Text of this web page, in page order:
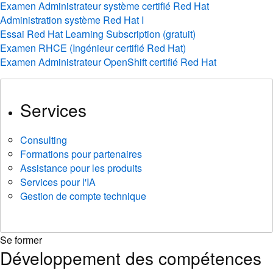
Examen Administrateur système certifié Red Hat
Administration système Red Hat I
Essai Red Hat Learning Subscription (gratuit)
Examen RHCE (Ingénieur certifié Red Hat)
Examen Administrateur OpenShift certifié Red Hat
Services
Consulting
Formations pour partenaires
Assistance pour les produits
Services pour l'IA
Gestion de compte technique
Se former
Développement des compétences